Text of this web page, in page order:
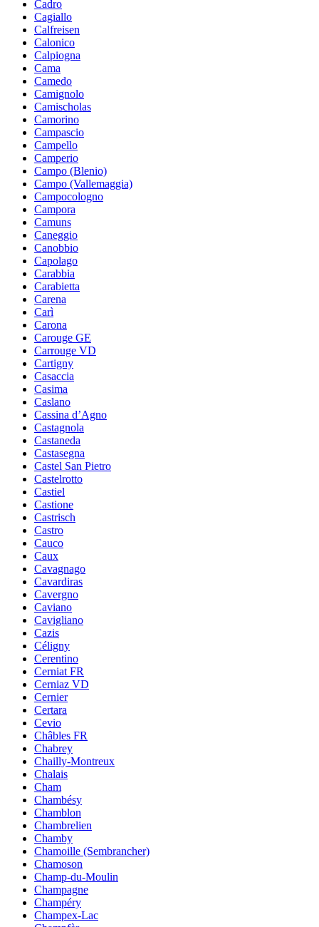
Cadro
Cagiallo
Calfreisen
Calonico
Calpiogna
Cama
Camedo
Camignolo
Camischolas
Camorino
Campascio
Campello
Camperio
Campo (Blenio)
Campo (Vallemaggia)
Campocologno
Campora
Camuns
Caneggio
Canobbio
Capolago
Carabbia
Carabietta
Carena
Carì
Carona
Carouge GE
Carrouge VD
Cartigny
Casaccia
Casima
Caslano
Cassina d’Agno
Castagnola
Castaneda
Castasegna
Castel San Pietro
Castelrotto
Castiel
Castione
Castrisch
Castro
Cauco
Caux
Cavagnago
Cavardiras
Cavergno
Caviano
Cavigliano
Cazis
Céligny
Cerentino
Cerniat FR
Cerniaz VD
Cernier
Certara
Cevio
Châbles FR
Chabrey
Chailly-Montreux
Chalais
Cham
Chambésy
Chamblon
Chambrelien
Chamby
Chamoille (Sembrancher)
Chamoson
Champ-du-Moulin
Champagne
Champéry
Champex-Lac